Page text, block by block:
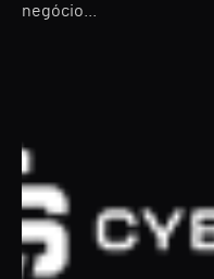
negócio...